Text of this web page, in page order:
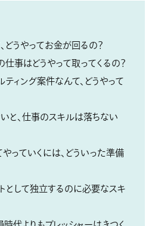
うやってお金が回るの？
事はどうやって取ってくるの？
ィング案件なんて、どうやって
と、仕事のスキルは落ちない
っていくには、どういった準備
として独立するのに必要なスキ